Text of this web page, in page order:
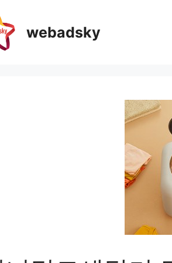
webadsky